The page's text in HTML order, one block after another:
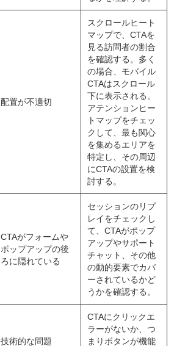
配置が不適切
スクロールヒート
マップで、CTAを
見る訪問者の割合
を確認する。多く
の場合、モバイル
CTAはスクロール
下に表示される。
アテンションヒー
トマップをチェッ
クして、最も関心
を集めるエリアを
特定し、その周辺
にCTAの設置を検
討する。
CTAがフォームや
ポップアップの後
ろに隠れている
セッションのリプ
レイをチェックし
て、CTAがポップ
アップやサポート
チャット、その他
の動的要素でカバ
ーされているかど
うかを確認する。
技術的な問題
CTAにクリックエ
ラーがないか、つ
まりボタンが機能